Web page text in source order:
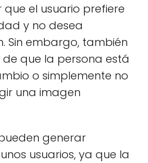
el usuario prefiere
y no desea
Sin embargo, también
que la persona está
o simplemente no
una imagen
generar
usuarios, ya que la